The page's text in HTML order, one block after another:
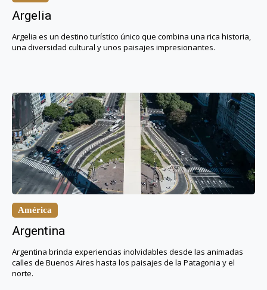
Argelia
Argelia es un destino turístico único que combina una rica historia,
una diversidad cultural y unos paisajes impresionantes.
América
Argentina
Argentina brinda experiencias inolvidables desde las animadas
calles de Buenos Aires hasta los paisajes de la Patagonia y el
norte.